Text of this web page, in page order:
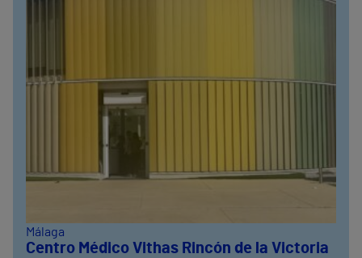
Málaga
Centro Médico Vithas Rincón de la Victoria